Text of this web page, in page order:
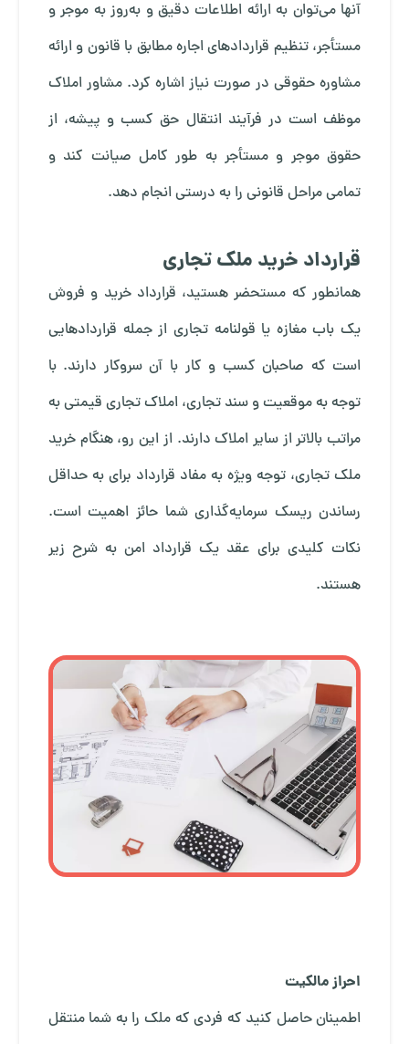
آنها می‌توان به ارائه اطلاعات دقیق و به‌روز به موجر و
مستأجر، تنظیم قراردادهای اجاره مطابق با قانون و ارائه
مشاوره حقوقی در صورت نیاز اشاره کرد. مشاور املاک
موظف است در فرآیند انتقال حق کسب و پیشه، از
حقوق موجر و مستأجر به طور کامل صیانت کند و
تمامی مراحل قانونی را به درستی انجام دهد.
قرارداد خرید ملک تجاری
همانطور که مستحضر هستید، قرارداد خرید و فروش
یک باب مغازه یا قولنامه تجاری از جمله قراردادهایی
است که صاحبان کسب و کار با آن سروکار دارند. با
توجه به موقعیت و سند تجاری، املاک تجاری قیمتی به
مراتب بالاتر از سایر املاک دارند. از این رو، هنگام خرید
ملک تجاری، توجه ویژه به مفاد قرارداد برای به حداقل
رساندن ریسک سرمایه‌گذاری شما حائز اهمیت است.
نکات کلیدی برای عقد یک قرارداد امن به شرح زیر
هستند.
احراز مالکیت
اطمینان حاصل کنید که فردی که ملک را به شما منتقل